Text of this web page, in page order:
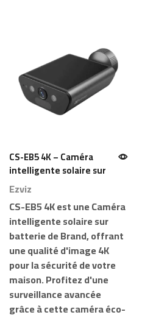
CS-EB5 4K – Caméra
intelligente solaire sur
batterie pour maison –
Ezviz
Ezviz
CS-EB5 4Kest uneCaméra
intelligente solaire sur
batteriedeBrand, offrant
une qualité d'image 4K
pour la sécurité de votre
maison. Profitez d'une
surveillance avancée
grâce à cette caméra éco-